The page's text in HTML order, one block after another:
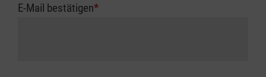
E-Mail bestätigen*